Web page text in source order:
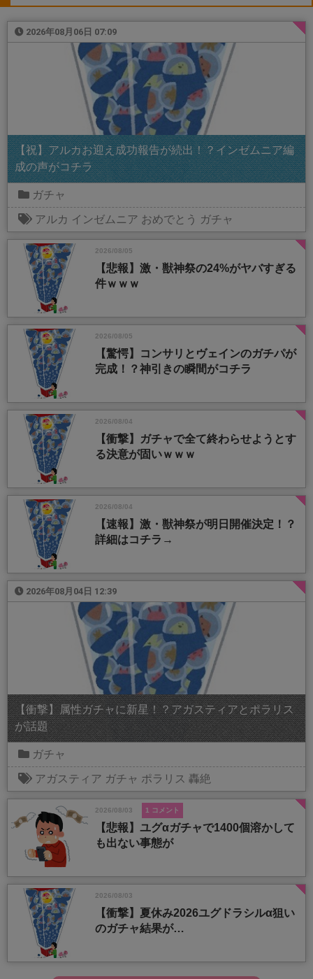
2026年08月06日 07:09
【祝】アルカお迎え成功報告が続出！？インゼムニア編
成の声がコチラ
ガチャ
アルカ インゼムニア おめでとう ガチャ
2026/08/05
【悲報】激・獣神祭の24%がヤバすぎる
件ｗｗｗ
2026/08/05
【驚愕】コンサリとヴェインのガチパが
完成！？神引きの瞬間がコチラ
2026/08/04
【衝撃】ガチャで全て終わらせようとす
る決意が固いｗｗｗ
2026/08/04
【速報】激・獣神祭が明日開催決定！？
詳細はコチラ→
2026年08月04日 12:39
【衝撃】属性ガチャに新星！？アガスティアとポラリス
が話題
ガチャ
アガスティア ガチャ ポラリス 轟絶
2026/08/03 1 コメント
【悲報】ユグαガチャで1400個溶かして
も出ない事態が
2026/08/03
【衝撃】夏休み2026ユグドラシルα狙い
のガチャ結果が…